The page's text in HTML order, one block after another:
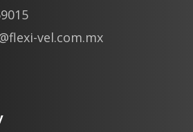
vel.com.mx